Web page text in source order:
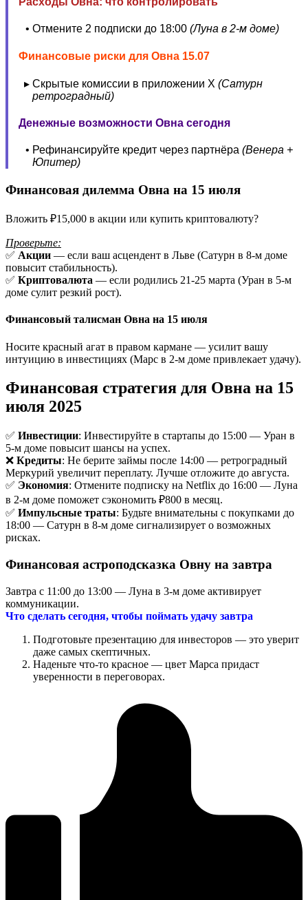
Отмените 2 подписки до 18:00 (Луна в 2-м доме)
Финансовые риски для Овна 15.07
Скрытые комиссии в приложении X (Сатурн
ретроградный)
Денежные возможности Овна сегодня
Рефинансируйте кредит через партнёра (Венера +
Юпитер)
Финансовая дилемма Овна на 15 июля
Вложить ₽15,000 в акции или купить криптовалюту?
Проверьте:
✅ Акции — если ваш асцендент в Льве (Сатурн в 8-м доме
повысит стабильность).
✅ Криптовалюта — если родились 21-25 марта (Уран в 5-м
доме сулит резкий рост).
Финансовый талисман Овна на 15 июля
Носите красный агат в правом кармане — усилит вашу
интуицию в инвестициях (Марс в 2-м доме привлекает удачу).
Финансовая стратегия для Овна на 15
июля 2025
✅ Инвестиции: Инвестируйте в стартапы до 15:00 — Уран в
5-м доме повысит шансы на успех.
❌ Кредиты: Не берите займы после 14:00 — ретроградный
Меркурий увеличит переплату. Лучше отложите до августа.
✅ Экономия: Отмените подписку на Netflix до 16:00 — Луна
в 2-м доме поможет сэкономить ₽800 в месяц.
✅ Импульсные траты: Будьте внимательны с покупками до
18:00 — Сатурн в 8-м доме сигнализирует о возможных
рисках.
Финансовая астроподсказка Овну на завтра
Завтра с 11:00 до 13:00 — Луна в 3-м доме активирует
коммуникации.
Что сделать сегодня, чтобы поймать удачу завтра
Подготовьте презентацию для инвесторов — это уверит
даже самых скептичных.
Наденьте что-то красное — цвет Марса придаст
уверенности в переговорах.